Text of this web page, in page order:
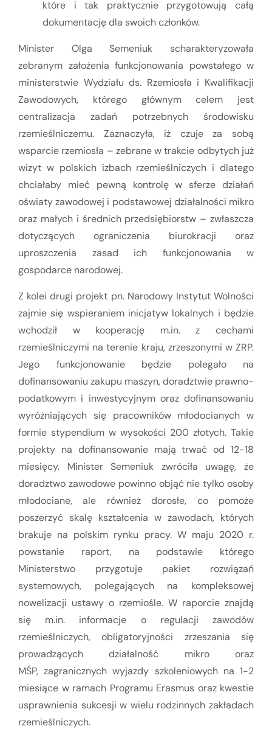
które i tak praktycznie przygotowują całą
dokumentację dla swoich członków.
Minister Olga Semeniuk scharakteryzowała
zebranym założenia funkcjonowania powstałego w
ministerstwie Wydziału ds. Rzemiosła i Kwalifikacji
Zawodowych, którego głównym celem jest
centralizacja zadań potrzebnych środowisku
rzemieślniczemu. Zaznaczyła, iż czuje za sobą
wsparcie rzemiosła – zebrane w trakcie odbytych już
wizyt w polskich izbach rzemieślniczych i dlatego
chciałaby mieć pewną kontrolę w sferze działań
oświaty zawodowej i podstawowej działalności mikro
oraz małych i średnich przedsiębiorstw – zwłaszcza
dotyczących ograniczenia biurokracji oraz
uproszczenia zasad ich funkcjonowania w
gospodarce narodowej.
Z kolei drugi projekt pn. Narodowy Instytut Wolności
zajmie się wspieraniem inicjatyw lokalnych i będzie
wchodził w kooperację m.in. z cechami
rzemieślniczymi na terenie kraju, zrzeszonymi w ZRP.
Jego funkcjonowanie będzie polegało na
dofinansowaniu zakupu maszyn, doradztwie prawno-
podatkowym i inwestycyjnym oraz dofinansowaniu
wyróżniających się pracowników młodocianych w
formie stypendium w wysokości 200 złotych. Takie
projekty na dofinansowanie mają trwać od 12-18
miesięcy. Minister Semeniuk zwróciła uwagę, że
doradztwo zawodowe powinno objąć nie tylko osoby
młodociane, ale również dorosłe, co pomoże
poszerzyć skalę kształcenia w zawodach, których
brakuje na polskim rynku pracy. W maju 2020 r.
powstanie raport, na podstawie którego
Ministerstwo przygotuje pakiet rozwiązań
systemowych, polegających na kompleksowej
nowelizacji ustawy o rzemiośle. W raporcie znajdą
się m.in. informacje o regulacji zawodów
rzemieślniczych, obligatoryjności zrzeszania się
prowadzących działalność mikro oraz
MŚP, zagranicznych wyjazdy szkoleniowych na 1-2
miesiące w ramach Programu Erasmus oraz kwestie
usprawnienia sukcesji w wielu rodzinnych zakładach
rzemieślniczych.